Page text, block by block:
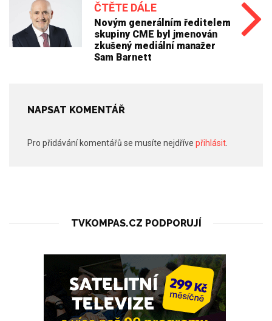
ČTĚTE DÁLE
Novým generálním ředitelem
skupiny CME byl jmenován
zkušený mediální manažer
Sam Barnett
NAPSAT KOMENTÁŘ
Pro přidávání komentářů se musíte nejdříve přihlásit
TVKOMPAS.CZ PODPORUJÍ